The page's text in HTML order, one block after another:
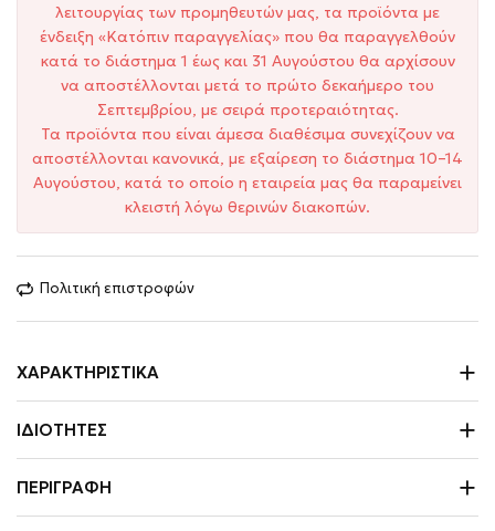
λειτουργίας των προμηθευτών μας, τα προϊόντα με
ένδειξη «Κατόπιν παραγγελίας» που θα παραγγελθούν
κατά το διάστημα 1 έως και 31 Αυγούστου θα αρχίσουν
να αποστέλλονται μετά το πρώτο δεκαήμερο του
Σεπτεμβρίου, με σειρά προτεραιότητας.
Τα προϊόντα που είναι άμεσα διαθέσιμα συνεχίζουν να
αποστέλλονται κανονικά, με εξαίρεση το διάστημα 10–14
Αυγούστου, κατά το οποίο η εταιρεία μας θα παραμείνει
κλειστή λόγω θερινών διακοπών.
Πολιτική επιστροφών
ΧΑΡΑΚΤΗΡΙΣΤΙΚΆ
ΙΔΙΌΤΗΤΕΣ
ΠΕΡΙΓΡΑΦΉ